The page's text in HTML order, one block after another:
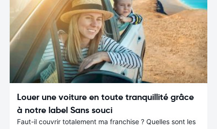
Louer une voiture en toute tranquillité grâce
à notre label Sans souci
Faut-il couvrir totalement ma franchise ? Quelles sont les